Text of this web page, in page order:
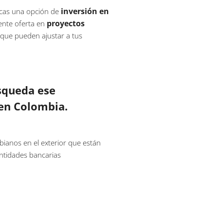
una opción de inversión en
oferta en proyectos
pueden ajustar a tus
ese
Colombia.
en el exterior que están
bancarias